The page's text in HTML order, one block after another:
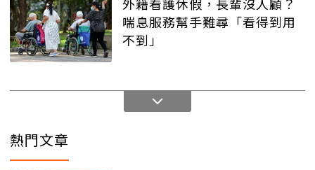
外籍看護休假，長輩沒人顧？
喘息服務幫手難尋「看得到用
不到」
熱門文章